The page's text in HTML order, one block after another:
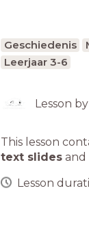
Geschiedenis
Leerjaar 3-6
Lesson by
This lesson
text slides and
Lesson